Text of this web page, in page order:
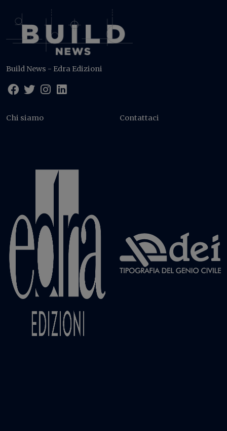
Build News - Edra Edizioni
Chi siamo Contattaci